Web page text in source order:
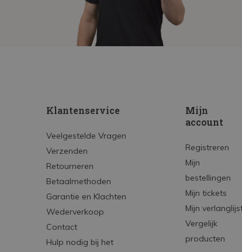
Klantenservice
Veelgestelde Vragen
Verzenden
Retourneren
Betaalmethoden
Garantie en Klachten
Wederverkoop
Contact
Hulp nodig bij het
Mijn
account
Registreren
Mijn
bestellingen
Mijn tickets
Mijn
Vergelijk
producten